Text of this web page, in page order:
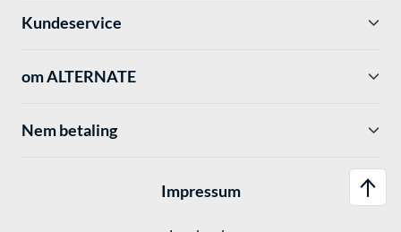
Kundeservice
om ALTERNATE
Nem betaling
Impressum